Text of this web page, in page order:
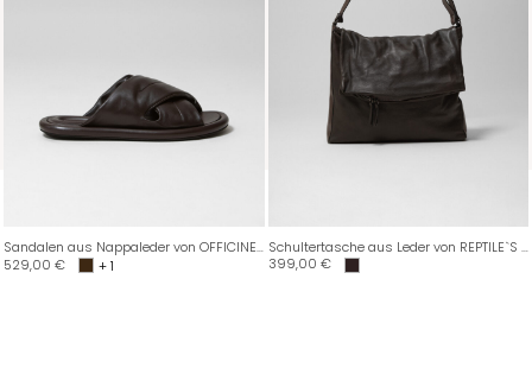
Sandalen aus Nappaleder von OFFICINE CREATIVE
529,00 € + 1
Schultertasche aus Leder von REPTILE`S HOUSE
399,00 €